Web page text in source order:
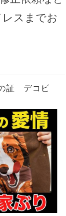
スまでお
証 デコピ